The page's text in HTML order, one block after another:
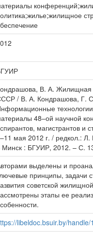
В. А. Жилищная
/ В. А. Кондрашова, Г.
48–ой научной
магистрантов и
мая 2012 г. / редкол.:
Минск : БГУИР, 2012. – С.
выделены и
принципы, задачи
советской
этапы ее
libeldoc.bsuir.by/